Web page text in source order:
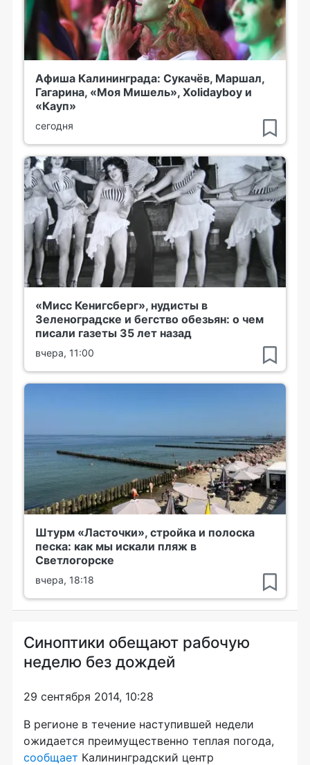
Афиша Калининграда: Сукачёв, Маршал,
Гагарина, «Моя Мишель», Xolidayboy и
«Кауп»
сегодня
«Мисс Кенигсберг», нудисты в
Зеленоградске и бегство обезьян: о чем
писали газеты 35 лет назад
вчера, 11:00
Штурм «Ласточки», стройка и полоска
песка: как мы искали пляж в
Светлогорске
вчера, 18:18
Синоптики обещают рабочую
неделю без дождей
29 сентября 2014, 10:28
В регионе в течение наступившей недели
ожидается преимущественно теплая погода,
сообщает Калининградский центр